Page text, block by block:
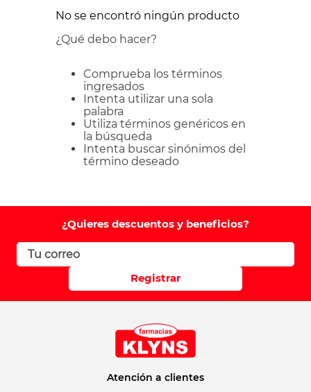
No se encontró ningún producto
¿Qué debo hacer?
Comprueba los términos
ingresados
Intenta utilizar una sola
palabra
Utiliza términos genéricos en
la búsqueda
Intenta buscar sinónimos del
término deseado
¿Quieres descuentos y beneficios?
Registrar
Atención a clientes